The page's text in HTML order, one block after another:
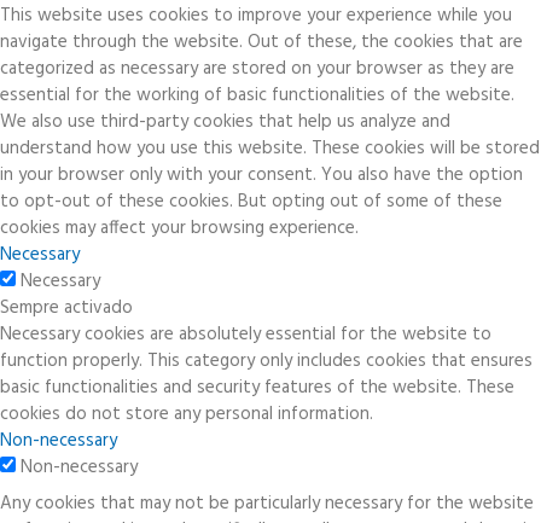
This website uses cookies to improve your experience while you
navigate through the website. Out of these, the cookies that are
categorized as necessary are stored on your browser as they are
essential for the working of basic functionalities of the website.
We also use third-party cookies that help us analyze and
understand how you use this website. These cookies will be stored
in your browser only with your consent. You also have the option
to opt-out of these cookies. But opting out of some of these
cookies may affect your browsing experience.
Necessary
Necessary
Sempre activado
Necessary cookies are absolutely essential for the website to
function properly. This category only includes cookies that ensures
basic functionalities and security features of the website. These
cookies do not store any personal information.
Non-necessary
Non-necessary
Any cookies that may not be particularly necessary for the website